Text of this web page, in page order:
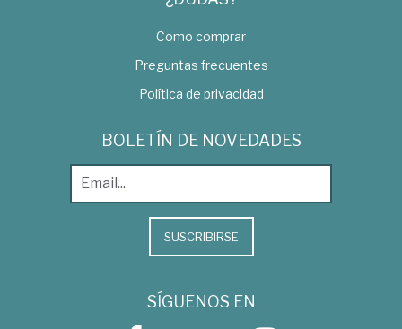
Como comprar
Preguntas frecuentes
Política de privacidad
BOLETÍN DE NOVEDADES
SUSCRIBIRSE
SÍGUENOS EN